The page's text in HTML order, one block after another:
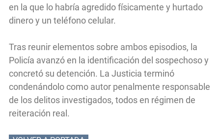
en la que lo habría agredido físicamente y hurtado
dinero y un teléfono celular.
Tras reunir elementos sobre ambos episodios, la
Policía avanzó en la identificación del sospechoso y
concretó su detención. La Justicia terminó
condenándolo como autor penalmente responsable
de los delitos investigados, todos en régimen de
reiteración real.